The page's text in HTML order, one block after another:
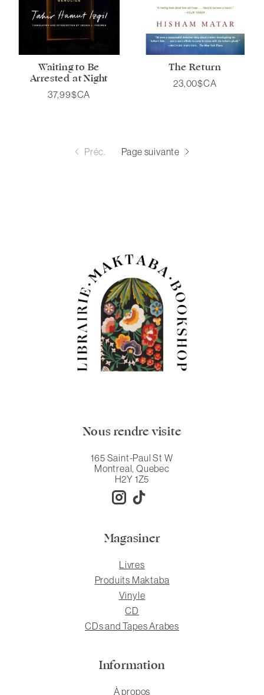
Waiting to Be
Arrested at Night
37,99$CA
The Return
23,00$CA
Préc. Page suivante
Nous rendre visite
165 Saint-Paul St W
Montreal, Quebec
H2Y 1Z5
Magasiner
Livres
Produits Maktaba
Vinyle
CD
CDs and Tapes Arabes
Information
À propos